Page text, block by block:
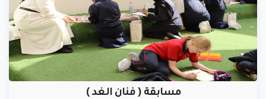
مسابقة ( فنان الغد )